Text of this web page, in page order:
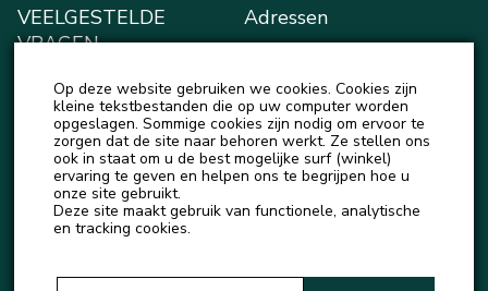
VEELGESTELDE
VRAGEN
BLOGGEN
NIEUWS
Adressen
Mijn Kluis
Account details
Uitloggen
Op deze website gebruiken we cookies. Cookies zijn
kleine tekstbestanden die op uw computer worden
opgeslagen. Sommige cookies zijn nodig om ervoor te
zorgen dat de site naar behoren werkt. Ze stellen ons
ook in staat om u de best mogelijke surf (winkel)
ervaring te geven en helpen ons te begrijpen hoe u
onze site gebruikt.
Deze site maakt gebruik van functionele, analytische
en tracking cookies.